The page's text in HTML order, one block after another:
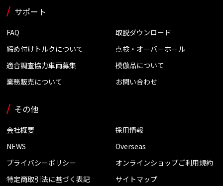
サポート
FAQ
取説ダウンロード
締め付けトルクについて
点検・オーバーホール
適合調査協力車両募集
模倣品について
業務販売について
お問い合わせ
その他
会社概要
採用情報
NEWS
Overseas
プライバシーポリシー
オンラインショップご利用規約
特定商取引法に基づく表記
サイトマップ